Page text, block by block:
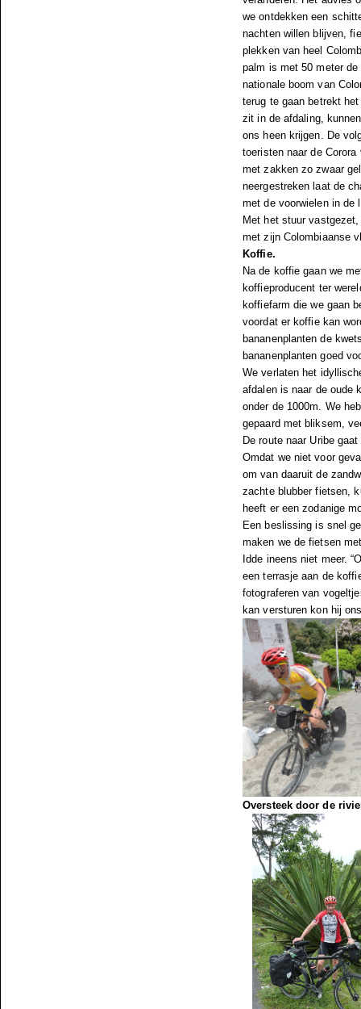
we ontdekken een
nachten willen blijven,
plekken van heel
palm is met 50 meter
nationale boom van
terug te gaan betrekt
zit in de afdaling,
ons heen krijgen. De
toeristen naar de
met zakken zo zwaar
neergestreken laat de
met de voorwielen in de
Met het stuur
met zijn Colombiaanse
Koffie.
Na de koffie gaan we
koffieproducent ter
koffiefarm die we gaan
voordat er koffie kan
bananenplanten de
bananenplanten goed
We verlaten het
afdalen is naar de oude
onder de 1000m. We
gepaard met bliksem,
De route naar Uribe
Omdat we niet voor
om van daaruit de
zachte blubber fietsen,
heeft er een zodanige
Een beslissing is snel
maken we de fietsen
Idde ineens niet meer.
een terrasje aan de
fotograferen van
kan versturen kon hij
Oversteek door de